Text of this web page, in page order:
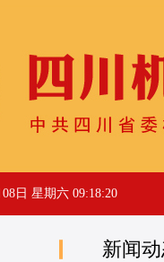
08日 星期六 09:18:20
新闻